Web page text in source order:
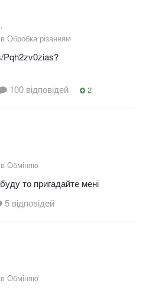
Обробка різанням
Pqh2zv0zias?
100 відповідей 2
Обміняю
то пригадайте мені
5 відповідей
Обміняю